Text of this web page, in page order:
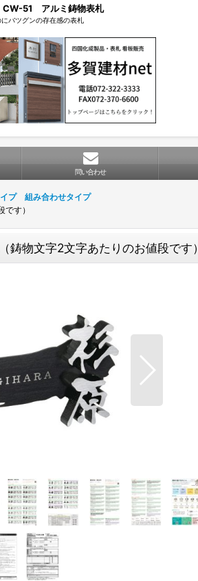
51 アルミ鋳物表札
バツグンの存在感の表札
問い合わせ
プ 組み合わせタイプ
す）
文字2文字あたりのお値段です）